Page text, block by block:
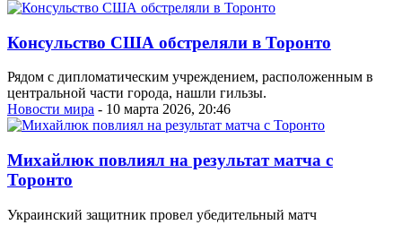
Консульство США обстреляли в Торонто
Рядом с дипломатическим учреждением, расположенным в
центральной части города, нашли гильзы.
Новости мира - 10 марта 2026, 20:46
Михайлюк повлиял на результат матча с
Торонто
Украинский защитник провел убедительный матч